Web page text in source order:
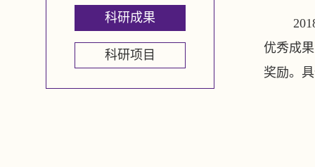
科研成果
科研项目
优秀成
奖励。